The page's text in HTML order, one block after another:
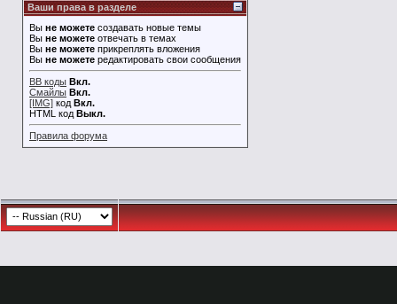
Ваши права в разделе
Вы не можете создавать новые темы
Вы не можете отвечать в темах
Вы не можете прикреплять вложения
Вы не можете редактировать свои сообщения
BB коды Вкл.
Смайлы Вкл.
[IMG] код Вкл.
HTML код Выкл.
Правила форума